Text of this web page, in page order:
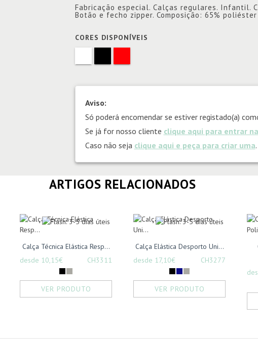
Fabricação especial. Calças regulares. Infantil.
Botão e fecho zipper. Composição: 65%
CORES DISPONÍVEIS
Aviso:
Só poderá encomendar se estiver registado(a)
Se já for nosso cliente clique aqui para entrar
Caso não seja clique aqui e peça para criar uma.
ARTIGOS RELACIONADOS
Calça Técnica Elástica Resp...
desde 10,15€
CH3311
VER PRODUTO
Calça Elástica Desporto Uni...
desde 17,10€
CH3277
VER PRODUTO